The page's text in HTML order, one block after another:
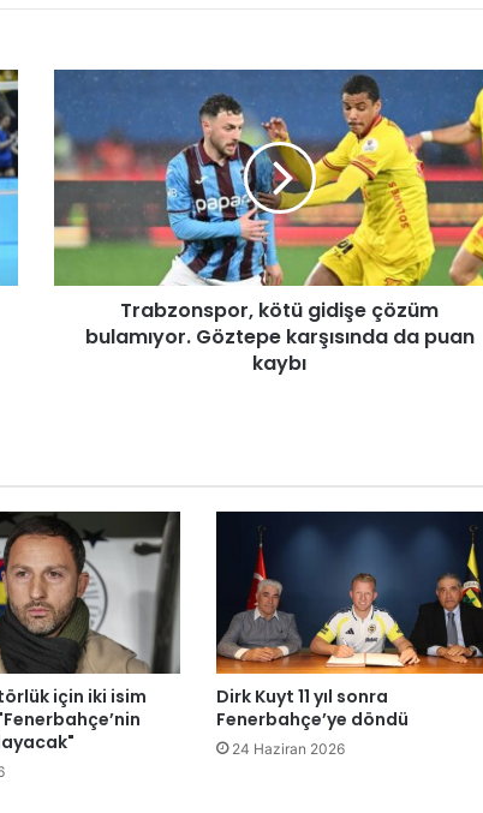
r
a
b
z
n
p
g
i
d
i
ş
e
ç
z
ü
m
Trabzonspor, kötü gidişe çözüm
bulamıyor. Göztepe karşısında da puan
kaybı
için iki isim
Dirk Kuyt 11 yıl sonra
Fenerbahçe’ye döndü
24 Haziran 2026